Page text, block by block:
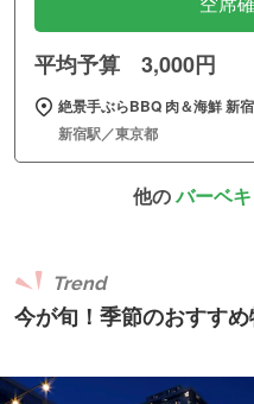
空席
平均予算 3,000円
絶景手ぶらBBQ 肉＆海鮮 新
新宿駅／東京都
他のバーベ
今が旬！季節のおすす
Trend